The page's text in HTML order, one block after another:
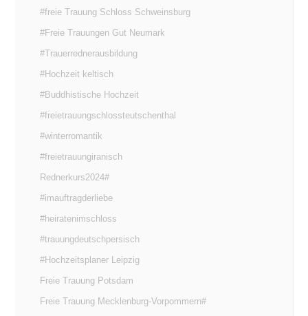
#freie Trauung Schloss Schweinsburg
#Freie Trauungen Gut Neumark
#Trauerrednerausbildung
#Hochzeit keltisch
#Buddhistische Hochzeit
#freietrauungschlossteutschenthal
#winterromantik
#freietrauungiranisch
Rednerkurs2024#
#imauftragderliebe
#heiratenimschloss
#trauungdeutschpersisch
#Hochzeitsplaner Leipzig
Freie Trauung Potsdam
Freie Trauung Mecklenburg-Vorpommern#